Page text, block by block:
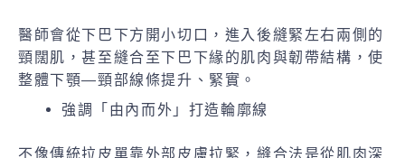
醫師會從下巴下方開小切口，進入後縫緊左右兩側的
頸闊肌，甚至縫合至下巴下緣的肌肉與韌帶結構，使
整體下顎—頸部線條提升、緊實。
強調「由內而外」打造輪廓線
不像傳統拉皮單靠外部皮膚拉緊，縫合法是從肌肉深